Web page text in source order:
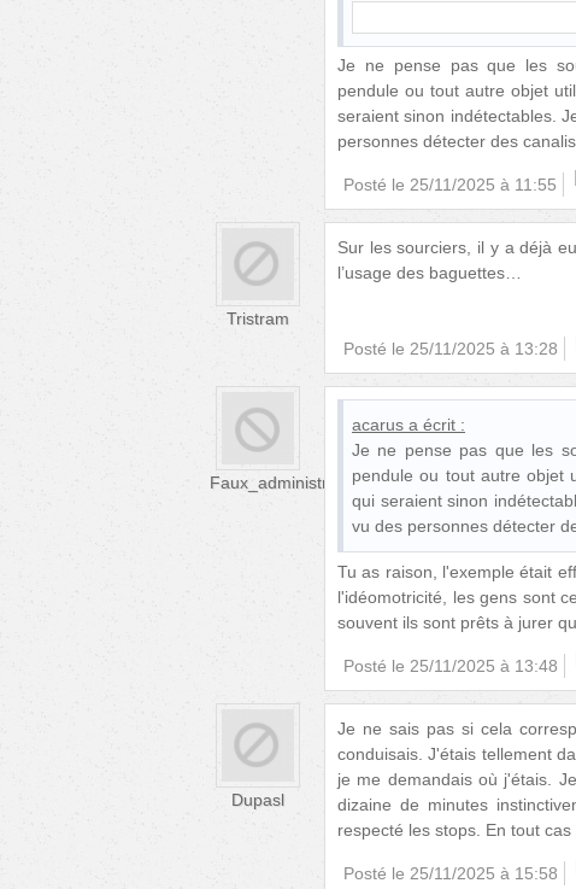
Je ne pense pas que les
pendule ou tout autre objet
seraient sinon indétectables.
personnes détecter des
Posté le 25/11/2025 à 11:55
Tristram
Sur les sourciers, il y a déjà
l’usage des baguettes…
Posté le 25/11/2025 à 13:28
Faux_administrateur
acarus a écrit :
Je ne pense pas que les
pendule ou tout autre objet
qui seraient sinon
vu des personnes détecter
Tu as raison, l'exemple était
l'idéomotricité, les gens sont
souvent ils sont prêts à jurer
Posté le 25/11/2025 à 13:48
Dupasl
Je ne sais pas si cela
conduisais. J'étais tellement
je me demandais où j'étais.
dizaine de minutes
respecté les stops. En tout
Posté le 25/11/2025 à 15:58